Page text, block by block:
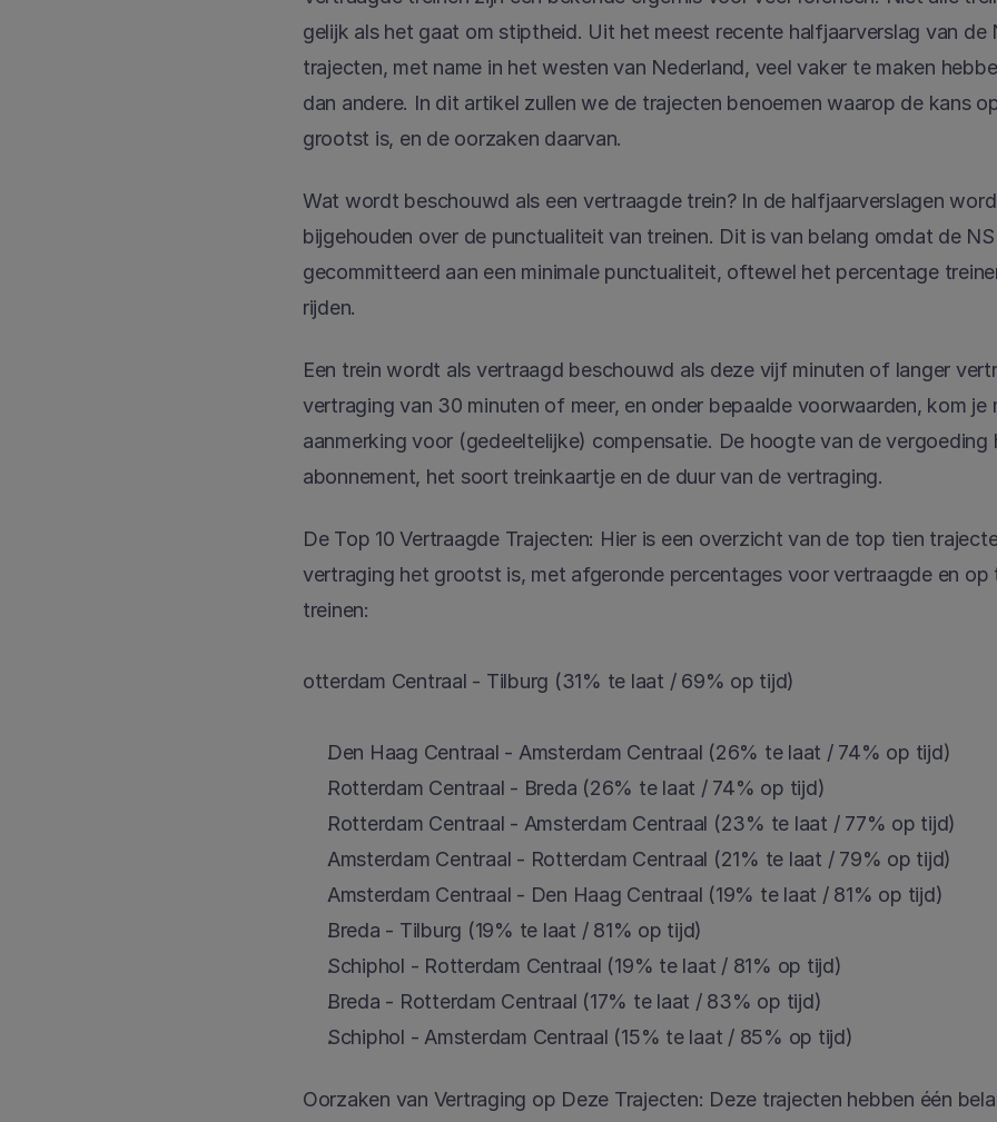
gelijk als het gaat om stiptheid. Uit het meest recente halfjaarverslag van de
trajecten, met name in het westen van Nederland, veel vaker te maken
dan andere. In dit artikel zullen we de trajecten benoemen waarop de kans
grootst is, en de oorzaken daarvan.
Wat wordt beschouwd als een vertraagde trein? In de halfjaarverslagen
bijgehouden over de punctualiteit van treinen. Dit is van belang omdat de
gecommitteerd aan een minimale punctualiteit, oftewel het percentage
rijden.
Een trein wordt als vertraagd beschouwd als deze vijf minuten of langer
vertraging van 30 minuten of meer, en onder bepaalde voorwaarden, kom je
aanmerking voor (gedeeltelijke) compensatie. De hoogte van de
abonnement, het soort treinkaartje en de duur van de vertraging.
De Top 10 Vertraagde Trajecten: Hier is een overzicht van de top tien
vertraging het grootst is, met afgeronde percentages voor vertraagde en op
treinen:
otterdam Centraal - Tilburg (31% te laat / 69% op tijd)
Den Haag Centraal - Amsterdam Centraal (26% te laat / 74% op tijd)
Rotterdam Centraal - Breda (26% te laat / 74% op tijd)
Rotterdam Centraal - Amsterdam Centraal (23% te laat / 77% op tijd)
Amsterdam Centraal - Rotterdam Centraal (21% te laat / 79% op tijd)
Amsterdam Centraal - Den Haag Centraal (19% te laat / 81% op tijd)
Breda - Tilburg (19% te laat / 81% op tijd)
Schiphol - Rotterdam Centraal (19% te laat / 81% op tijd)
Breda - Rotterdam Centraal (17% te laat / 83% op tijd)
Schiphol - Amsterdam Centraal (15% te laat / 85% op tijd)
Oorzaken van Vertraging op Deze Trajecten: Deze trajecten hebben één